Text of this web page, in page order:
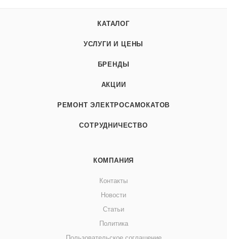
КАТАЛОГ
УСЛУГИ И ЦЕНЫ
БРЕНДЫ
АКЦИИ
РЕМОНТ ЭЛЕКТРОСАМОКАТОВ
СОТРУДНИЧЕСТВО
КОМПАНИЯ
Контакты
Новости
Статьи
Политика